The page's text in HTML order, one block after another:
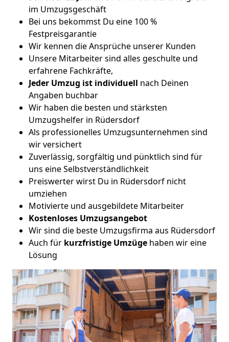
im Umzugsgeschäft
Bei uns bekommst Du eine 100 %
Festpreisgarantie
Wir kennen die Ansprüche unserer Kunden
Unsere Mitarbeiter sind alles geschulte und
erfahrene Fachkräfte,
Jeder Umzug ist individuell nach Deinen
Angaben buchbar
Wir haben die besten und stärksten
Umzugshelfer in Rüdersdorf
Als professionelles Umzugsunternehmen sind
wir versichert
Zuverlässig, sorgfältig und pünktlich sind für
uns eine Selbstverständlichkeit
Preiswerter wirst Du in Rüdersdorf nicht
umziehen
Motivierte und ausgebildete Mitarbeiter
Kostenloses Umzugsangebot
Wir sind die beste Umzugsfirma aus Rüdersdorf
Auch für kurzfristige Umzüge haben wir eine
Lösung